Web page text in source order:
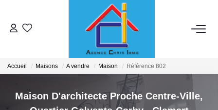
ACHETER
ESTIMER
Accueil Maisons A vendre Maison Référence 802
Maison D'architecte Proche Centre-Ville,